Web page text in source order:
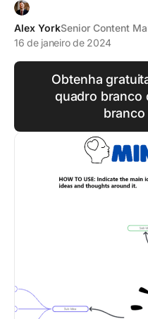
Alex YorkSenior Content
16 de janeiro de 2024
Obtenha
quadro branco
branco